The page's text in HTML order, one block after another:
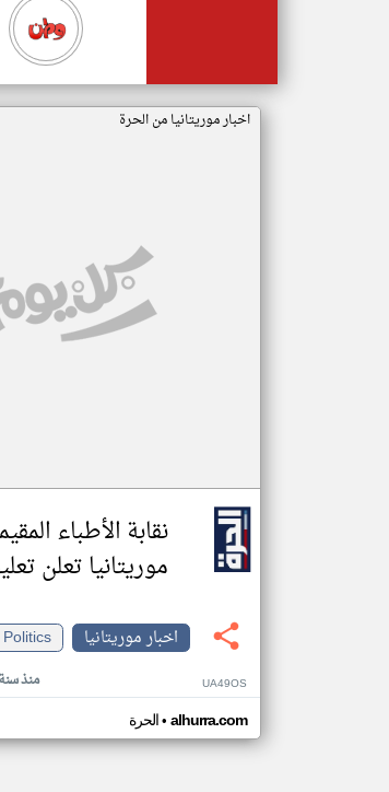
اخبار موريتانيا من الحرة
نقابة الأطباء
موريتانيا تعلن
اخبار موريتانيا
Politics
منذ سنة UA49OS
الحرة• alhurra.com